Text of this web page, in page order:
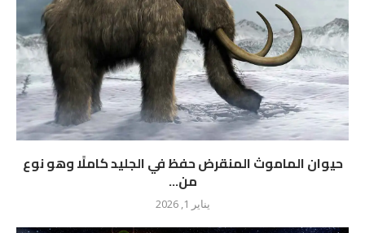
حيوان الماموث المنقرض حفظ في الجليد كاملًا وهو نوع
من...
يناير 1, 2026